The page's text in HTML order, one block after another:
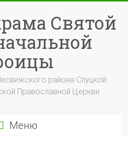
Святой
района Слуцкой
Православной Церкви
Меню